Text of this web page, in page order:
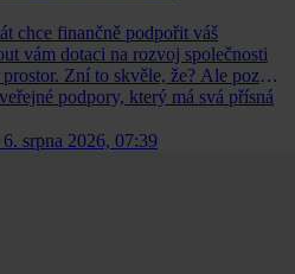
chce finančně podpořit váš
vám dotaci na rozvoj společnosti
Zní to skvěle, že? Ale pozor
podpory, který má svá přísná
6. srpna 2026, 07:39